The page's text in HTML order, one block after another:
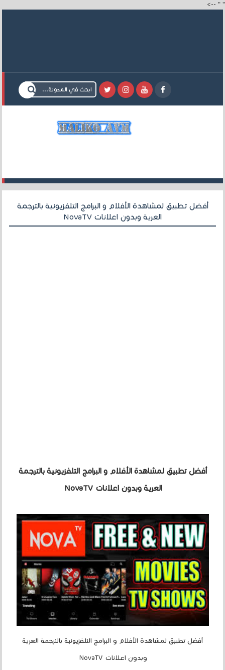
"
"
-->
أفضل تطبيق لمشاهدة الأفلام و البرامج التلفزيونية بالترجمة
العرية وبدون اعلانات NovaTV
أفضل تطبيق لمشاهدة الأفلام و البرامج التلفزيونية بالترجمة
العرية وبدون اعلانات NovaTV
أفضل تطبيق لمشاهدة الأفلام و البرامج التلفزيونية بالترجمة العرية
وبدون اعلانات NovaTV